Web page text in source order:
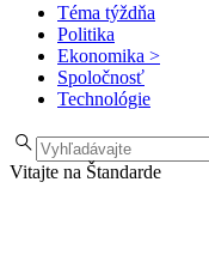
Téma týždňa
Politika
Ekonomika >
Spoločnosť
Technológie
Vitajte na Štandarde